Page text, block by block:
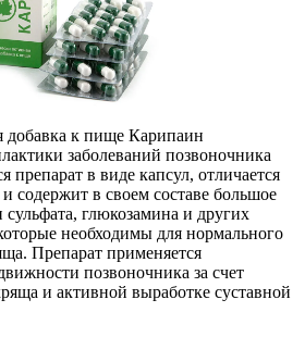
добавка к пище Карипаин
заболеваний позвоночника
препарат в виде капсул, отличается
содержит в своем составе большое
сульфата, глюкозамина и других
необходимы для нормального
Препарат применяется
позвоночника за счет
и активной выработке суставной